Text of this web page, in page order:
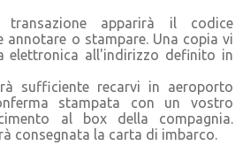
apparirà il codice
annotare o stampare. Una copia vi
elettronica all'indirizzo definito in
sufficiente recarvi in aeroporto
stampata con un vostro
al box della compagnia.
consegnata la carta di imbarco.